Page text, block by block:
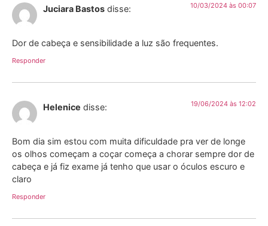
Juciara Bastos disse: 10/03/2024 às 00:07
Dor de cabeça e sensibilidade a luz são frequentes.
Responder
Helenice disse: 19/06/2024 às 12:02
Bom dia sim estou com muita dificuldade pra ver de longe
os olhos começam a coçar começa a chorar sempre dor de
cabeça e já fiz exame já tenho que usar o óculos escuro e
claro
Responder